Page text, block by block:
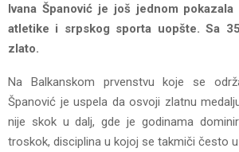
Ivana Španović je još jednom
atletike i srpskog sporta uopšte. Sa
zlato.
Na Balkanskom prvenstvu koje se
Španović je uspela da osvoji zlatnu
nije skok u dalj, gde je godinama
troskok, disciplina u kojoj se takmiči često